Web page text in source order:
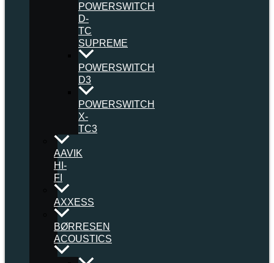
POWERSWITCH
D-
TC
SUPREME
POWERSWITCH
D3
POWERSWITCH
X-
TC3
AAVIK
HI-
FI
AXXESS
BØRRESEN
ACOUSTICS